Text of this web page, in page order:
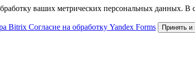
ваших метрических персональных данных. В
Bitrix Согласие на обработку Yandex Forms Принять и